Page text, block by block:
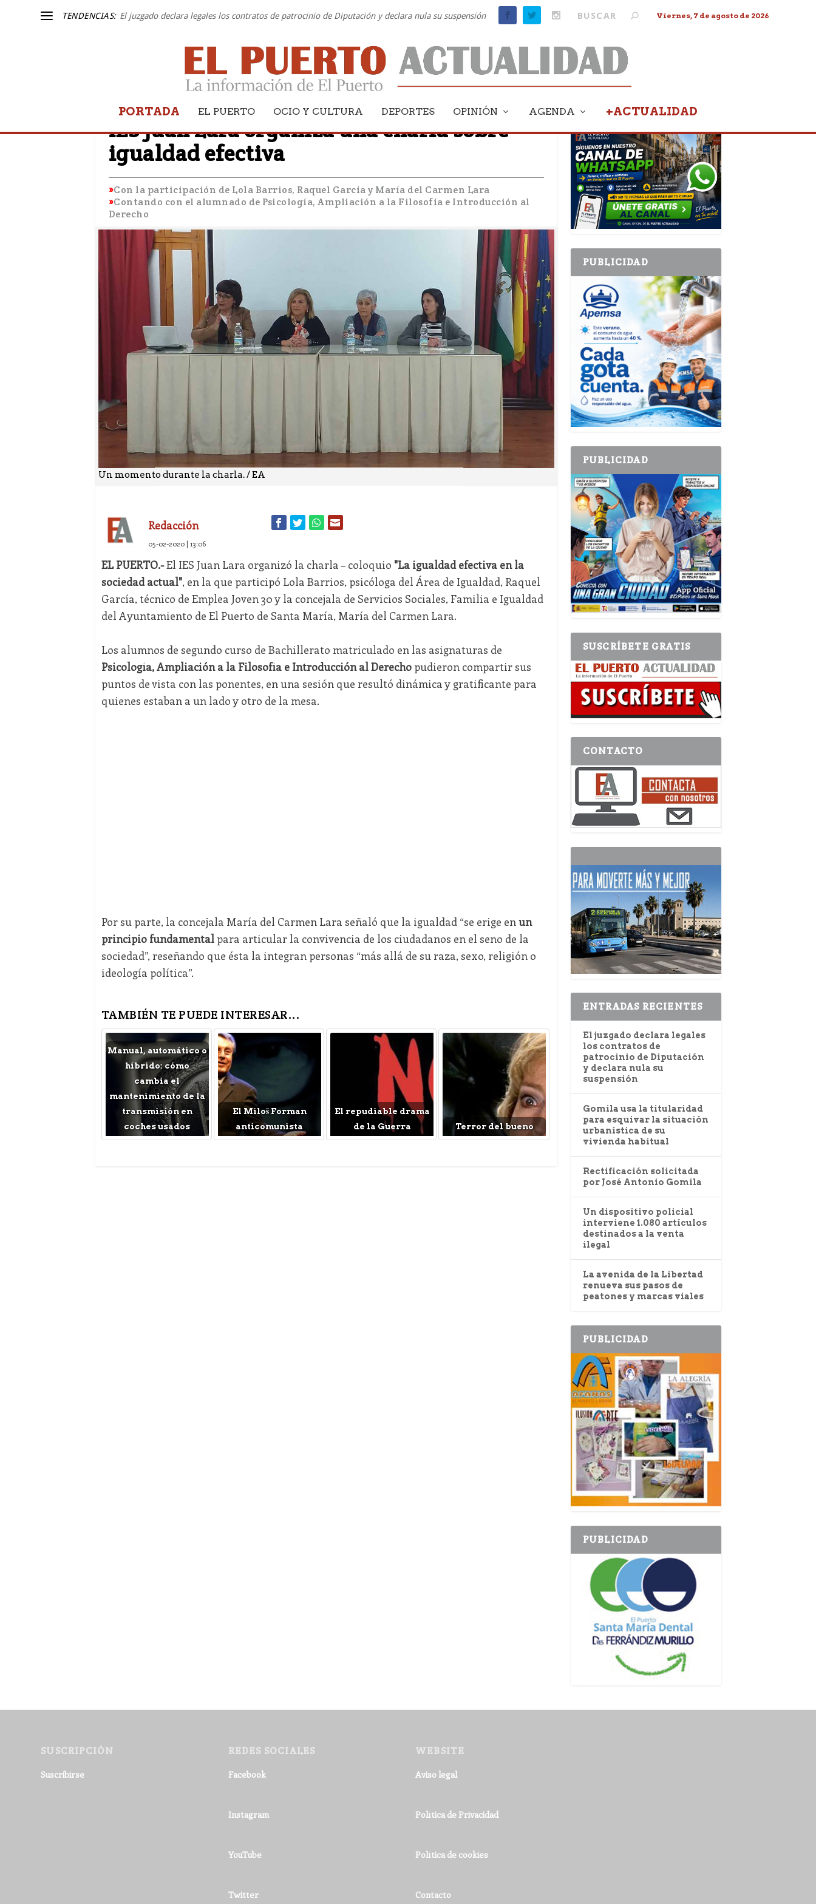
TENDENCIAS: El juzgado declara legales los contratos de patrocinio de Diputación y declara nula su suspensión Viernes, 7 de agosto de 2026
PORTADA EL PUERTO OCIO Y CULTURA DEPORTES OPINIÓN AGENDA +ACTUALIDAD
IGUALDAD
IES Juan Lara organiza una charla sobre
igualdad efectiva
Con la participación de Lola Barrios, Raquel García y María del Carmen Lara
Contando con el alumnado de Psicología, Ampliación a la Filosofía e Introducción al
Derecho
Un momento durante la charla. / EA
Redacción
05-02-2020 | 13:06
EL PUERTO.-El IES Juan Lara organizó la charla – coloquio "La igualdad efectiva en la
sociedad actual", en la que participó Lola Barrios, psicóloga del Área de Igualdad, Raquel
García, técnico de Emplea Joven 30 y la concejala de Servicios Sociales, Familia e Igualdad
del Ayuntamiento de El Puerto de Santa María, María del Carmen Lara.
Los alumnos de segundo curso de Bachillerato matriculado en las asignaturas de
Psicología, Ampliación a la Filosofía e Introducción al Derechopudieron compartir sus
puntos de vista con las ponentes, en una sesión que resultó dinámica y gratificante para
quienes estaban a un lado y otro de la mesa.
Por su parte, la concejala María del Carmen Lara señaló que la igualdad “se erige enun
principio fundamentalpara articular la convivencia de los ciudadanos en el seno de la
sociedad”, reseñando que ésta la integran personas “más allá de su raza, sexo, religión o
ideología política”.
TAMBIÉN TE PUEDE INTERESAR...
Manual, automático o
híbrido: cómo
cambia el
mantenimiento de la
transmisión en
coches usados
El Miloš Forman
anticomunista
El repudiable drama
de la Guerra
Terror del bueno
PUBLICIDAD
PUBLICIDAD
PUBLICIDAD
SUSCRÍBETE GRATIS
CONTACTO
ENTRADAS RECIENTES
El juzgado declara legales
los contratos de
patrocinio de Diputación
y declara nula su
suspensión
Gomila usa la titularidad
para esquivar la situación
urbanística de su
vivienda habitual
Rectificación solicitada
por José Antonio Gomila
Un dispositivo policial
interviene 1.080 artículos
destinados a la venta
ilegal
La avenida de la Libertad
renueva sus pasos de
peatones y marcas viales
PUBLICIDAD
PUBLICIDAD
SUSCRIPCIÓN
Suscribirse
REDES SOCIALES
Facebook
Instagram
YouTube
Twitter
WEBSITE
Aviso legal
Política de Privacidad
Política de cookies
Contacto